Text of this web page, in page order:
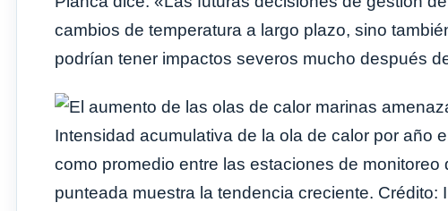
cambios de temperatura a largo plazo, sino
podrían tener impactos severos mucho después
Intensidad acumulativa de la ola de calor por año
como promedio entre las estaciones de
punteada muestra la tendencia creciente. Crédito: